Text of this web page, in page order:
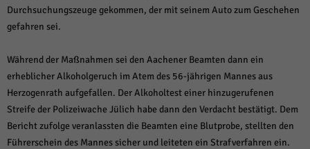
Durchsuchungszeuge gekommen, der mit seinem Auto zum Geschehen
gefahren sei.
Während der Maßnahmen sei den Aachener Beamten dann ein
erheblicher Alkoholgeruch im Atem des 56-jährigen Mannes aus
Herzogenrath aufgefallen. Der Alkoholtest einer hinzugerufenen
Streife der Polizeiwache Jülich habe dann den Verdacht bestätigt. Dem
Bericht zufolge veranlassten die Beamten eine Blutprobe, stellten den
Führerschein des Mannes sicher und leiteten ein Strafverfahren ein.
Statistik Cookies erfassen Informationen anonym. Diese Informationen helfen
uns zu verstehen, wie unsere Besucher unsere Website nutzen.
Marketing (1)
Marketing-Cookies werden von Drittanbietern oder Publishern verwendet,
um personalisierte Werbung anzuzeigen. Sie tun dies, indem sie Besucher
über Websites hinweg verfolgen.
Cookie-Informationen anzeigen